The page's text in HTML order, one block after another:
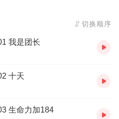
切换顺序
我是团长
十天
生命力加184